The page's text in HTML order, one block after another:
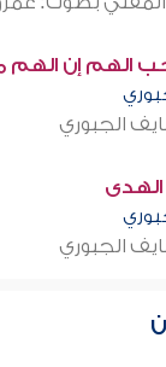
الهم إن الهم
الجبوري
الجبوري